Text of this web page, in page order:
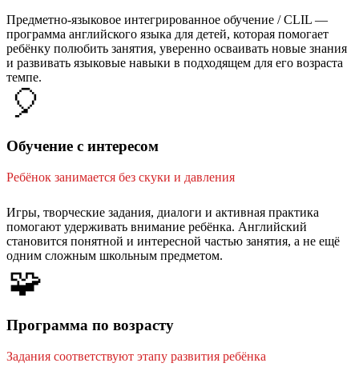
Предметно-языковое интегрированное обучение / CLIL —
программа английского языка для детей, которая помогает
ребёнку полюбить занятия, уверенно осваивать новые знания
и развивать языковые навыки в подходящем для его возраста
темпе.
🎈
Обучение с интересом
Ребёнок занимается без скуки и давления
Игры, творческие задания, диалоги и активная практика
помогают удерживать внимание ребёнка. Английский
становится понятной и интересной частью занятия, а не ещё
одним сложным школьным предметом.
🧩
Программа по возрасту
Задания соответствуют этапу развития ребёнка